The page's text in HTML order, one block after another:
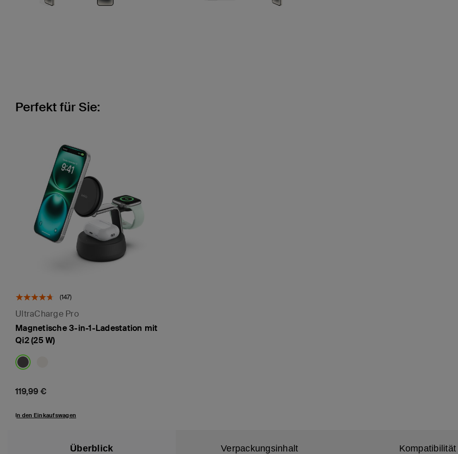
Perfekt für Sie:
(147)
UltraCharge Pro
Magnetische 3-in-1-Ladestation mit
Qi2 (25 W)
Price:
119,99 €
In den Einkaufswagen
Überblick Verpackungsinhalt Kompatibilität